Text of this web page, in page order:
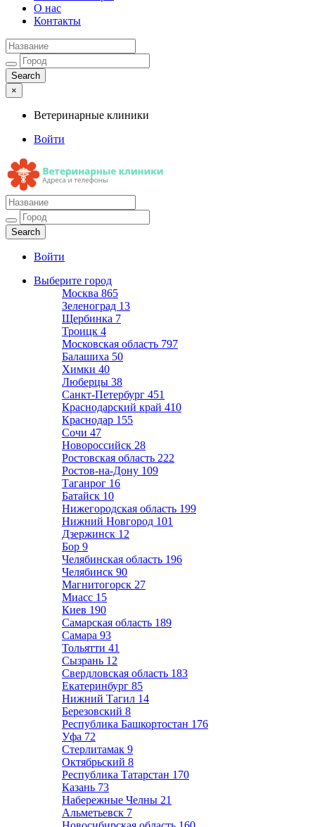
О нас
Контакты
×
Ветеринарные клиники
Войти
Ветеринарные клиники
Адреса и телефоны
Войти
Выберите город
Москва 865
Зеленоград 13
Щербинка 7
Троицк 4
Московская область 797
Балашиха 50
Химки 40
Люберцы 38
Санкт-Петербург 451
Краснодарский край 410
Краснодар 155
Сочи 47
Новороссийск 28
Ростовская область 222
Ростов-на-Дону 109
Таганрог 16
Батайск 10
Нижегородская область 199
Нижний Новгород 101
Дзержинск 12
Бор 9
Челябинская область 196
Челябинск 90
Магнитогорск 27
Миасс 15
Киев 190
Самарская область 189
Самара 93
Тольятти 41
Сызрань 12
Свердловская область 183
Екатеринбург 85
Нижний Тагил 14
Березовский 8
Республика Башкортостан 176
Уфа 72
Стерлитамак 9
Октябрьский 8
Республика Татарстан 170
Казань 73
Набережные Челны 21
Альметьевск 7